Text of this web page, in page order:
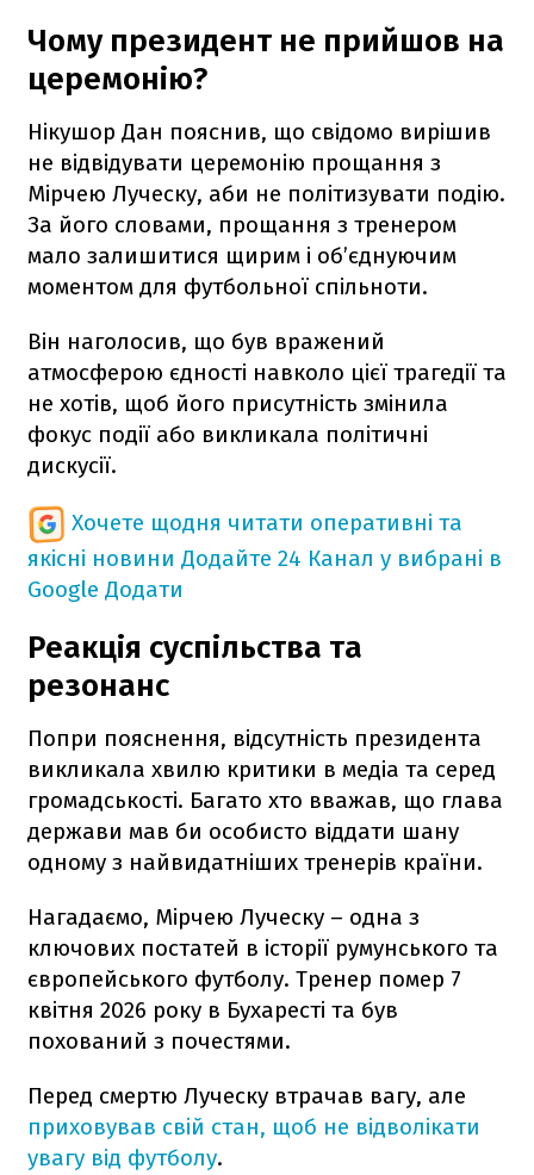
Чому президент не прийшов на
церемонію?
Нікушор Дан пояснив, що свідомо вирішив
не відвідувати церемонію прощання з
Мірчею Луческу, аби не політизувати подію.
За його словами, прощання з тренером
мало залишитися щирим і об’єднуючим
моментом для футбольної спільноти.
Він наголосив, що був вражений
атмосферою єдності навколо цієї трагедії та
не хотів, щоб його присутність змінила
фокус події або викликала політичні
дискусії.
Хочете щодня читати оперативні та
якісні новини Додайте 24 Канал у вибрані в
Google Додати
Реакція суспільства та
резонанс
Попри пояснення, відсутність президента
викликала хвилю критики в медіа та серед
громадськості. Багато хто вважав, що глава
держави мав би особисто віддати шану
одному з найвидатніших тренерів країни.
Нагадаємо, Мірчею Луческу – одна з
ключових постатей в історії румунського та
європейського футболу. Тренер помер 7
квітня 2026 року в Бухаресті та був
похований з почестями.
Перед смертю Луческу втрачав вагу, але
приховував свій стан, щоб не відволікати
увагу від футболу.